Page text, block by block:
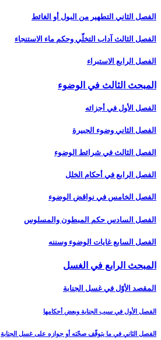
الفصل الثاني التطهير من البول أو الغائط
الفصل الثالث آداب التخلّي وحكم ماء الاستنجاء
الفصل الرابع الاستبراء
المبحث الثالث في الوضوء
الفصل الأول في أجزائه‏
الفصل الثاني وضوء الجبيرة
الفصل الثالث في شرائط الوضوء
الفصل الرابع في أحكام الخلل
الفصل الخامس في نواقض الوضوء
الفصل السادس حكم المبطون والمسلوس‏
الفصل السابع غايات الوضوء وسننه‏
المبحث الرابع في الغسل‏
المقصد الأوّل في غسل الجنابة
الفصل الأول في سبب الجنابة وبعض أحكامها
الفصل الثاني في ما يتوقّف صحّته أو جوازه على غسل الجنابة